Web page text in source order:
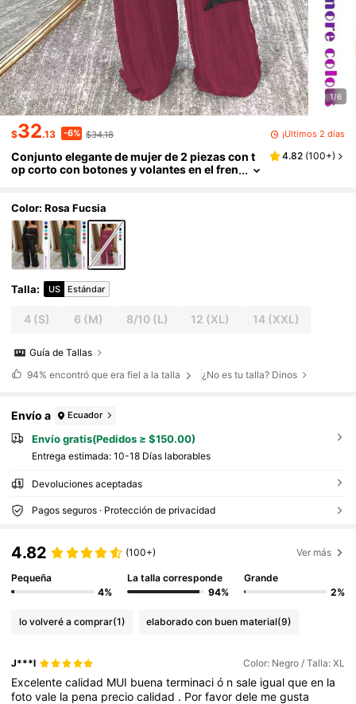
1/6
$32.13 -6% $34.18 ¡Últimos 2 días
Conjunto elegante de mujer de 2 piezas con t
op corto con botones y volantes en el fren
4.82 (100+)
Color: Rosa Fucsia
Talla: US Estándar
4 (S) 6 (M) 8/10(L) 12 (XL) 14 (XXL)
Guía de Tallas
94% encontró que era fiel a la talla ¿No es tu talla? Dinos
Envío a Ecuador
Envío gratis(Pedidos ≥ $150.00)
Entrega estimada: 10-18 Días laborables
Devoluciones aceptadas
Pagos seguros · Protección de privacidad
4.82 (100+) Ver más
Pequeña
4%
La talla corresponde
94%
Grande
2%
lo volveré a comprar(1) elaborado con buen material(9)
J***l Color: Negro / Talla: XL
Excelentecalidad MUI buenaterminació nsale igualqueen la
fotovale la pena preciocalidad . Porfavordele megusta